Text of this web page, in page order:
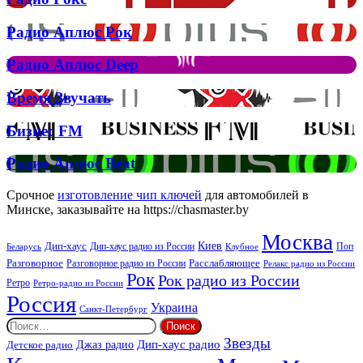
кліп
трек
Джона
та
Брітні
Спірс
Рокс
Радио
Аплюс
Рок
Радио Аплюс Рок
Радио
Аплюс
Deep
Радио Аплюс Deep
Время
Звучать
Время Звучать
Бизнес
Бизнес FM
Радио
Аплюс
Beat
Радио Аплюс Beat
Срочное изготовление чип ключей для автомобилей в
Минске, заказывайте на https://chasmaster.by
Беларусь Дип-хаус Дип-хаус радио из России Киев Клубное Москва Поп
Разговорное Разговорное радио из России Расслабляющее Релакс радио из России
Ретро Ретро-радио из России РокРок радио из России
Россия Санкт-Петербург Украина
Найти:
Детское радио Джаз радио Дип-хаус радио Звезды